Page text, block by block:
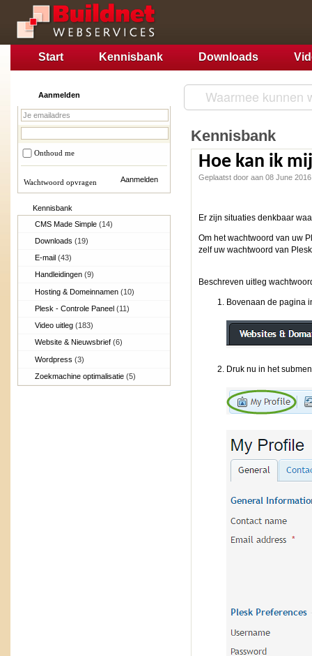
Start Kennisbank Downloads
Aanmelden
Onthoud me
Wachtwoord opvragen
Kennisbank
CMS Made Simple(14)
Downloads(19)
E-mail(43)
Handleidingen(9)
Hosting & Domeinnamen(10)
Plesk - Controle Paneel(11)
Video uitleg(183)
Website & Nieuwsbrief(6)
Wordpress(3)
Zoekmachine optimalisatie(5)
Kennisbank
Hoe kan ik
Geplaatst door aan 08 June 2016
Er zijn situaties denkbaar
Om het wachtwoord van uw
zelf uw wachtwoord van
Beschreven uitleg
Bovenaan de pagina
Druk nu in het